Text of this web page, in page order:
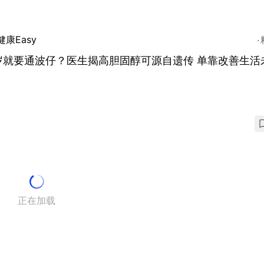
康Easy
要通波仔？医生揭高胆固醇可源自遗传 单靠改善生活
正在加载